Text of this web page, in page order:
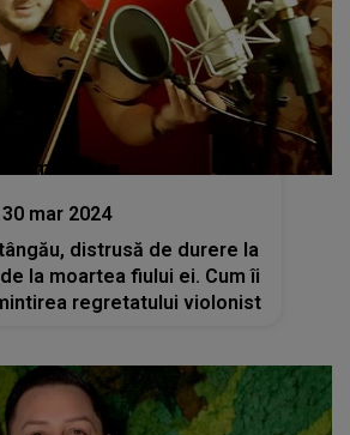
Stiri mondene
30 mar 2024
distrusă de durere la
la moartea fiului ei. Cum îi
regretatului violonist